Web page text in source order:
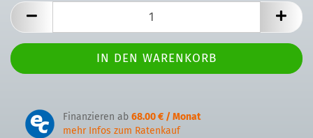
Finanzieren ab 68.00 € / Monat
mehr Infos zum Ratenkauf